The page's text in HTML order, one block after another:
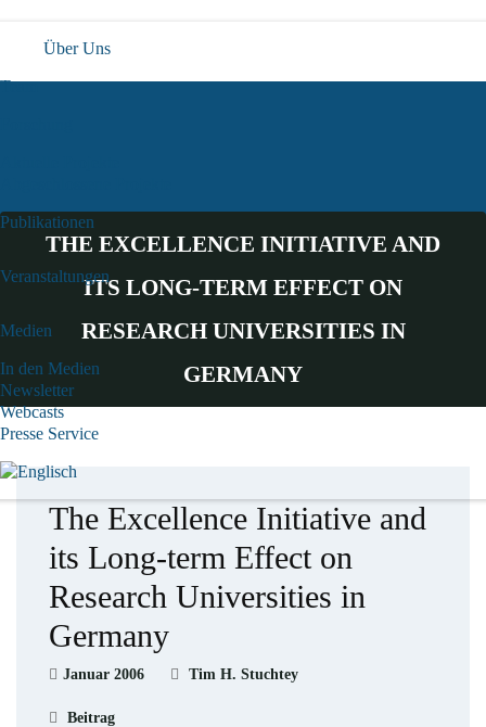
Über Uns
Team
Publikationen
Veranstaltungen
Medien
In den Medien
Newsletter
Webcasts
Presse Service
THE EXCELLENCE INITIATIVE AND
ITS LONG-TERM EFFECT ON
RESEARCH UNIVERSITIES IN
GERMANY
The Excellence Initiative and
its Long-term Effect on
Research Universities in
Germany
Januar 2006 Tim H. Stuchtey
Beitrag